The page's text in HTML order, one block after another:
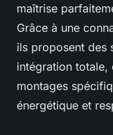
maîtrise
Grâce à une
ils proposent des
intégration totale,
montages
énergétique et